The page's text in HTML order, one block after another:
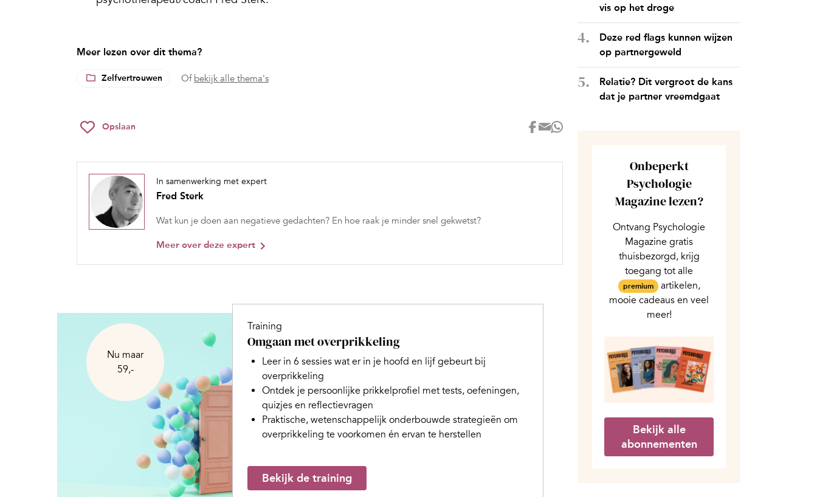
Meer lezen over dit thema?
Zelfvertrouwen Of bekijk alle thema's
Opslaan
In samenwerking met expert
Fred Sterk
Wat kun je doen aan negatieve gedachten? En hoe raak je minder snel gekwetst?
Meer over deze expert
Training
Omgaan met overprikkeling
Leer in 6 sessies wat er in je hoofd en lijf gebeurt bij
overprikkeling
Ontdek je persoonlijke prikkelprofiel met tests, oefeningen,
quizjes en reflectievragen
Praktische, wetenschappelijk onderbouwde strategieën om
overprikkeling te voorkomen én ervan te herstellen
Bekijk de training
Nu maar
59,-
vis op het droge
Deze red flags kunnen wijzen
op partnergeweld
Relatie? Dit vergroot de kans
dat je partner vreemdgaat
Onbeperkt
Psychologie
Magazine lezen?
Ontvang Psychologie
Magazine gratis
thuisbezorgd, krijg
toegang tot alle
premium artikelen,
mooie cadeaus en veel
meer!
Bekijk alle
abonnementen